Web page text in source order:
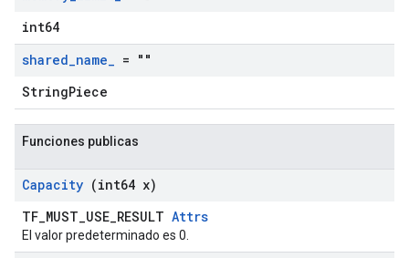
int64
shared_name_ = ""
StringPiece
Funciones publicas
Capacity (int64 x)
TF_MUST_USE_RESULT Attrs
El valor predeterminado es 0.